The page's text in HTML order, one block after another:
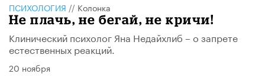
ПСИХОЛОГИЯ // Колонка
Не плачь, не бегай, не кричи!
Клинический психолог Яна Недайхлиб – о запрете
естественных реакций.
20 ноября